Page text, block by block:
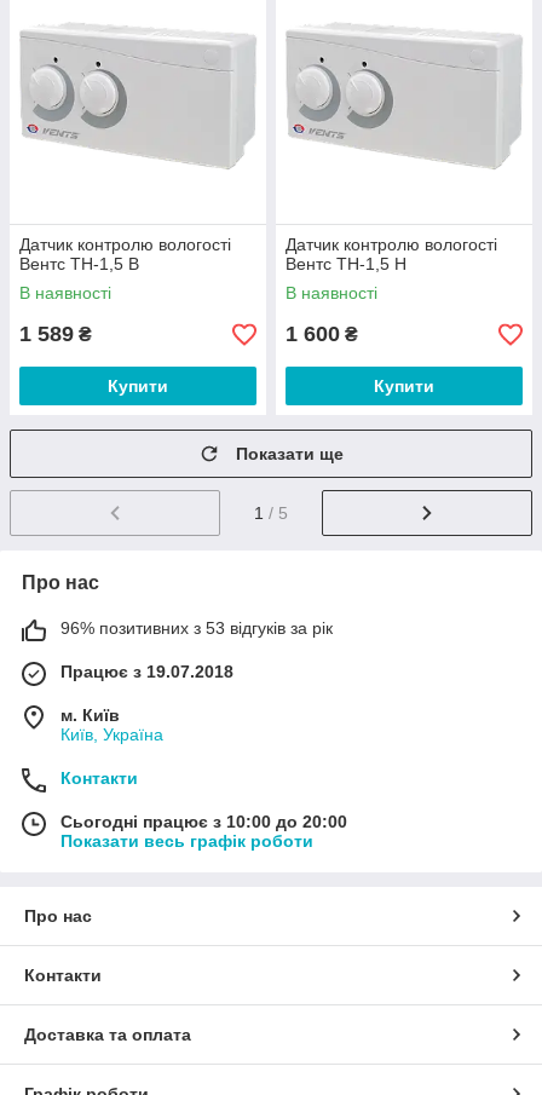
Датчик контролю вологості
Вентс ТН-1,5 В
В наявності
1 589 ₴
Купити
Датчик контролю вологості
Вентс ТН-1,5 Н
В наявності
1 600 ₴
Купити
Показати ще
1 / 5
Про нас
96% позитивних з 53 відгуків за рік
Працює з 19.07.2018
м. Київ
Київ, Україна
Контакти
Сьогодні працює з 10:00 до 20:00
Показати весь графік роботи
Про нас
Контакти
Доставка та оплата